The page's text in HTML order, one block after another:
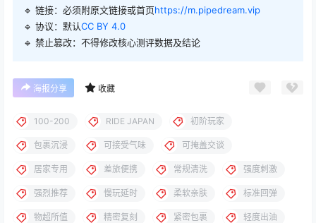
🔹 链接：必须附原文链接或首页https://m.pipedream.vip
🔹 协议：默认CC BY 4.0
🔹 禁止篡改：不得修改核心测评数据及结论
海报分享 收藏
100-200 RIDE JAPAN 初阶玩家
包裹沉浸 可接受气味 可掩盖交谈
居家专用 差旅便携 常规清洗 强度刺激
强烈推荐 慢玩延时 柔软亲肤 标准回弹
物超所值 精密复刻 紧密包裹 轻度出油